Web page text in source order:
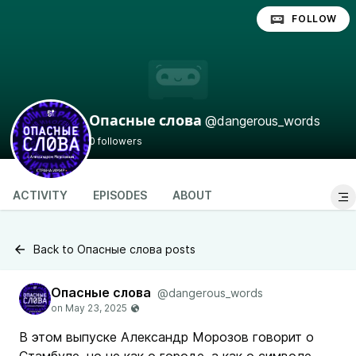
Опасные слова @dangerous_words
0 followers
FOLLOW
ACTIVITY EPISODES ABOUT
Back to Опасные слова posts
Опасные слова @dangerous_words
В этом выпуске Александр Морозов говорит о